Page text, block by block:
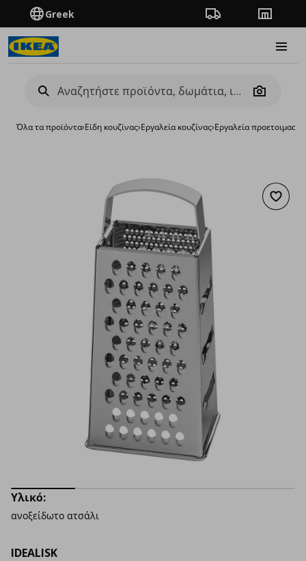
Greek Πορεία παραγγελίας
Camera
Όλα τα προϊόντα›Είδη κουζίνας›Εργαλεία κουζίνας›Εργαλεία
IDEALISK
Υλικό:
ανοξείδωτο ατσάλι